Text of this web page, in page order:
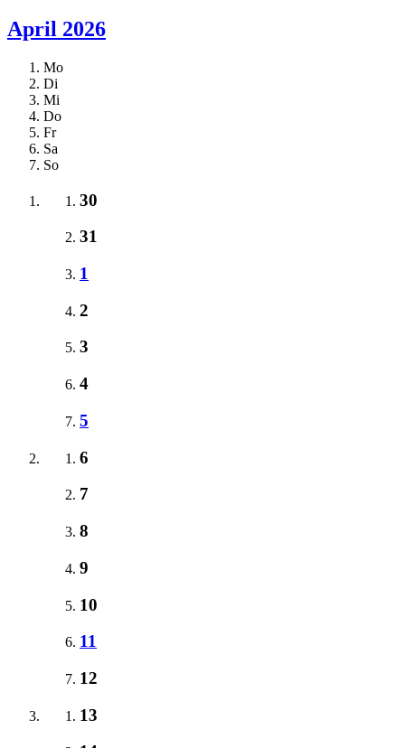
April 2026
Mo
Di
Mi
Do
Fr
Sa
So
30
31
1
2
3
4
5
6
7
8
9
10
11
12
13